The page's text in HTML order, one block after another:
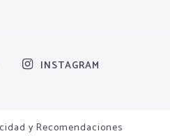
INSTAGRAM
y Recomendaciones